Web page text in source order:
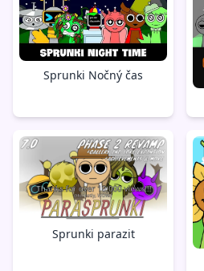
Sprunki Nočný čas
Sprunki parazit